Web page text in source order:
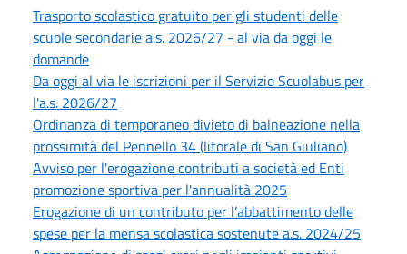
Trasporto scolastico gratuito per gli studenti delle
scuole secondarie a.s. 2026/27 - al via da oggi le
domande
Da oggi al via le iscrizioni per il Servizio Scuolabus per
l'a.s. 2026/27
Ordinanza di temporaneo divieto di balneazione nella
prossimità del Pennello 34 (litorale di San Giuliano)
Avviso per l'erogazione contributi a società ed Enti
promozione sportiva per l'annualità 2025
Erogazione di un contributo per l’abbattimento delle
spese per la mensa scolastica sostenute a.s. 2024/25